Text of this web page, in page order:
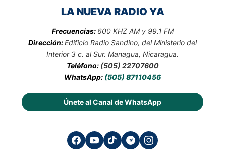
LA NUEVA RADIO YA
Frecuencias: 600 KHZ AM y 99.1 FM
Dirección:Edificio Radio Sandino, del Ministerio del
Interior 3 c. al Sur. Managua, Nicaragua.
Teléfono: (505) 22707600
WhatsApp: (505) 87110456
Únete al Canal de WhatsApp